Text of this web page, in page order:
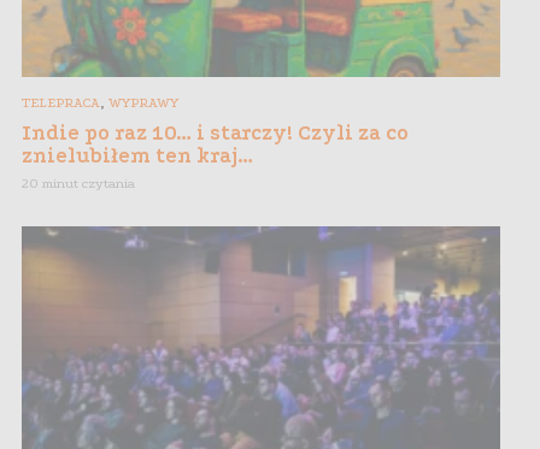
TELEPRACA, WYPRAWY
Indie po raz 10… i starczy! Czyli za co
znielubiłem ten kraj…
20 minut czytania